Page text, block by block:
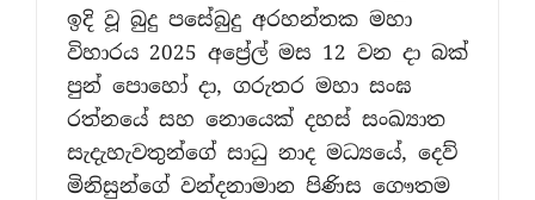
ඉදි වූ බුදු පසේබුදු අරහන්තක මහා
විහාරය 2025 අප්‍රේල් මස 12 වන දා බක්
පුන් පොහෝ දා, ගරුතර මහා සංඝ
රත්නයේ සහ නොයෙක් දහස් සංඛ්‍යාත
සැදැහැවතුන්ගේ සාධු නාද මධ්‍යයේ, දෙව්
මිනිසුන්ගේ වන්දනාමාන පිණිස ගෞතම